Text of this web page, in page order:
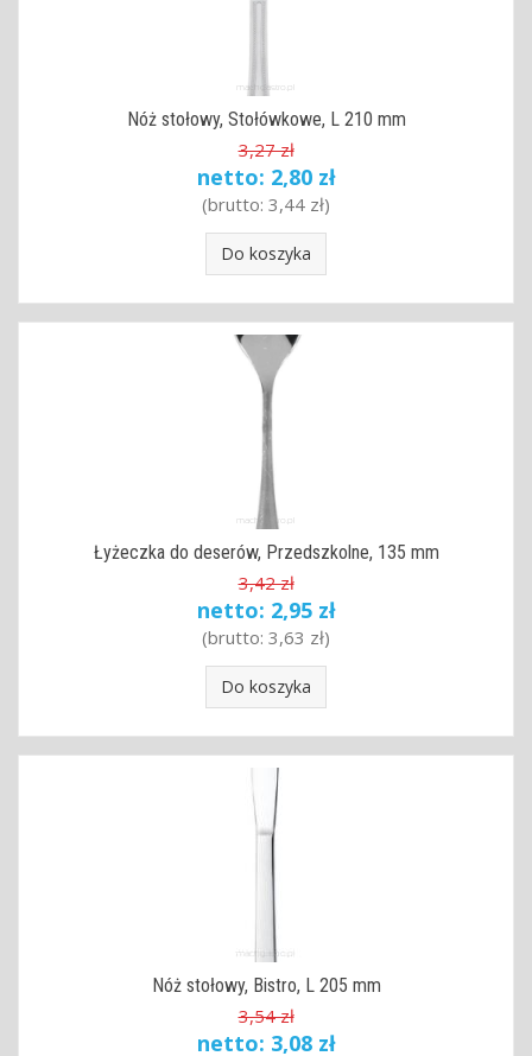
Nóż stołowy, Stołówkowe, L 210 mm
3,27 zł
netto: 2,80 zł
(brutto: 3,44 zł)
Do koszyka
Łyżeczka do deserów, Przedszkolne, 135 mm
3,42 zł
netto: 2,95 zł
(brutto: 3,63 zł)
Do koszyka
Nóż stołowy, Bistro, L 205 mm
3,54 zł
netto: 3,08 zł